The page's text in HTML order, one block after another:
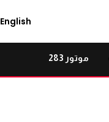
English
موتور 283